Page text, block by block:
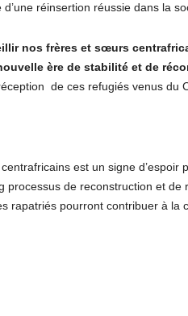
réinsertion réussie dans la
nos frères et sœurs
ère de stabilité et de
de ces refugiés venus du
est un signe d’espoir
processus de reconstruction et
rapatriés pourront contribuer à la